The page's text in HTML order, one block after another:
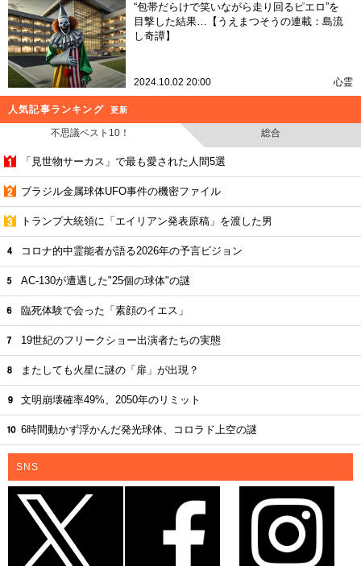
“包帯だらけで笑いながら走り回るピエロ”を
目撃した結果…【うえまつそうの連載：島流
し奇譚】
2024.10.02 20:00 心霊
人気記事ランキング 更新
不思議ベスト10！ 総合
「見世物サーカス」で最も愛された人間5選
ブラジル金属球体UFO事件の機密ファイル
トランプ大統領に「エイリアン発表原稿」を渡した男
コロナ的中霊能者が語る2026年の予言ビジョン
AC-130が遭遇した"25個の球体"の謎
臨死体験で会った「素顔のイエス」
19世紀のフリークショー出演者たちの実態
またしても火星に謎の「扉」が出現？
文明崩壊確率49%、2050年のリミット
6時間動かず浮かんだ発光球体、コロラド上空の謎
SNS